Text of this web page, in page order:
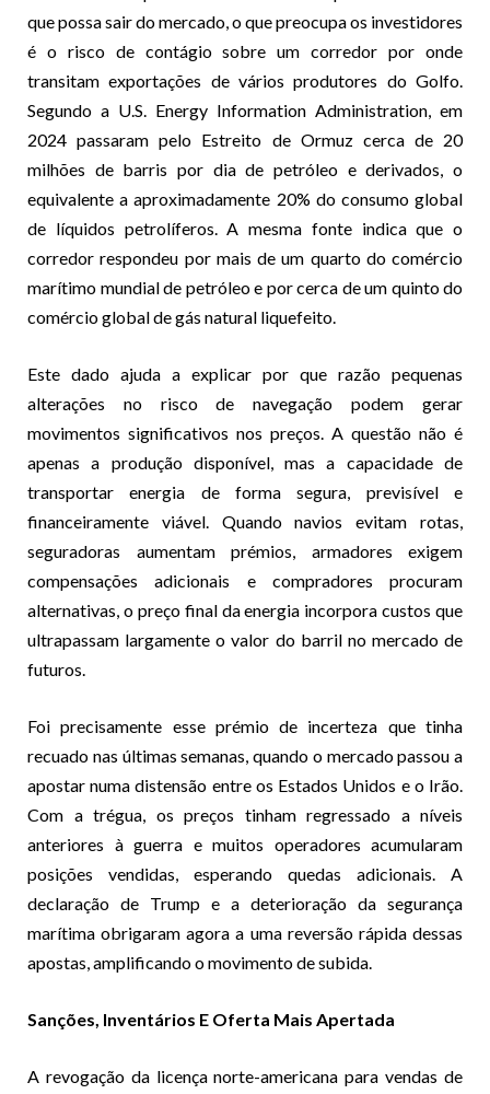
que possa sair do mercado, o que preocupa os investidores
é o risco de contágio sobre um corredor por onde
transitam exportações de vários produtores do Golfo.
Segundo a U.S. Energy Information Administration, em
2024 passaram pelo Estreito de Ormuz cerca de 20
milhões de barris por dia de petróleo e derivados, o
equivalente a aproximadamente 20% do consumo global
de líquidos petrolíferos. A mesma fonte indica que o
corredor respondeu por mais de um quarto do comércio
marítimo mundial de petróleo e por cerca de um quinto do
comércio global de gás natural liquefeito.
Este dado ajuda a explicar por que razão pequenas
alterações no risco de navegação podem gerar
movimentos significativos nos preços. A questão não é
apenas a produção disponível, mas a capacidade de
transportar energia de forma segura, previsível e
financeiramente viável. Quando navios evitam rotas,
seguradoras aumentam prémios, armadores exigem
compensações adicionais e compradores procuram
alternativas, o preço final da energia incorpora custos que
ultrapassam largamente o valor do barril no mercado de
futuros.
Foi precisamente esse prémio de incerteza que tinha
recuado nas últimas semanas, quando o mercado passou a
apostar numa distensão entre os Estados Unidos e o Irão.
Com a trégua, os preços tinham regressado a níveis
anteriores à guerra e muitos operadores acumularam
posições vendidas, esperando quedas adicionais. A
declaração de Trump e a deterioração da segurança
marítima obrigaram agora a uma reversão rápida dessas
apostas, amplificando o movimento de subida.
Sanções, Inventários E Oferta Mais Apertada
A revogação da licença norte-americana para vendas de